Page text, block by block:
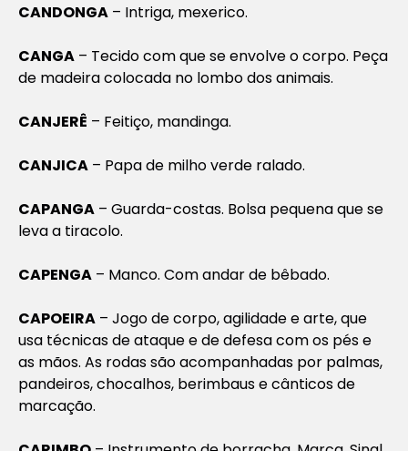
CANDONGA – Intriga, mexerico.
CANGA – Tecido com que se envolve o corpo. Peça
de madeira colocada no lombo dos animais.
CANJERÊ – Feitiço, mandinga.
CANJICA – Papa de milho verde ralado.
CAPANGA – Guarda-costas. Bolsa pequena que se
leva a tiracolo.
CAPENGA – Manco. Com andar de bêbado.
CAPOEIRA – Jogo de corpo, agilidade e arte, que
usa técnicas de ataque e de defesa com os pés e
as mãos. As rodas são acompanhadas por palmas,
pandeiros, chocalhos, berimbaus e cânticos de
marcação.